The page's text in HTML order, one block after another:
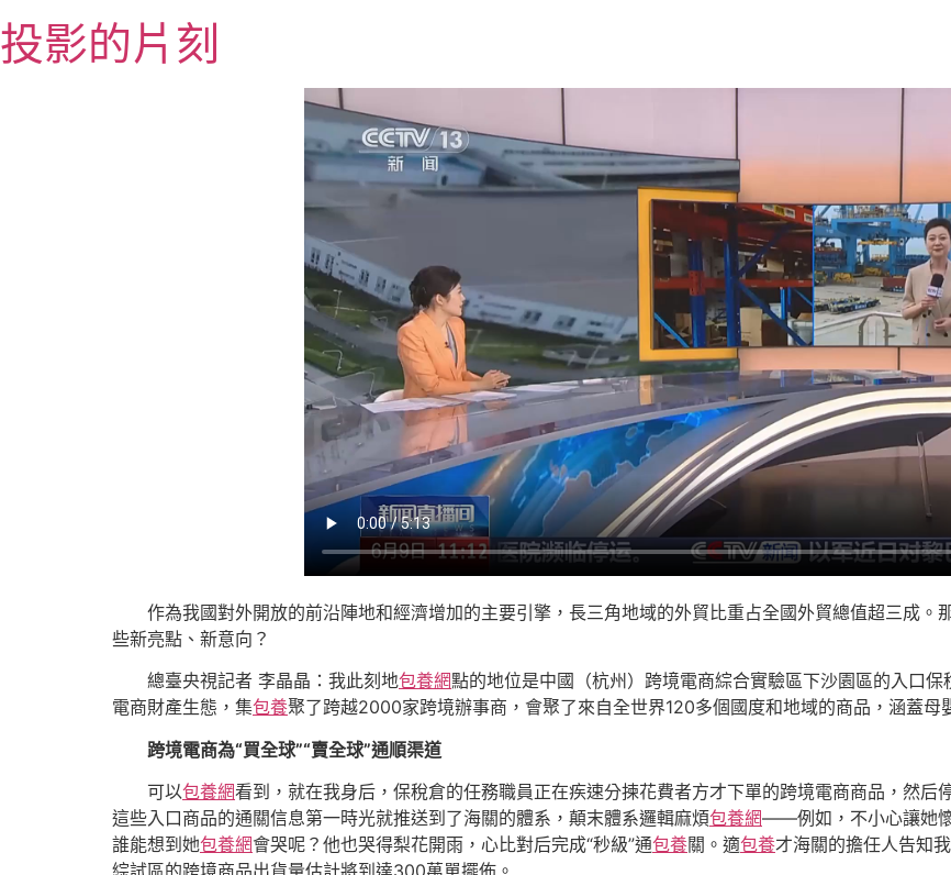
至
主
投影的片刻
作為我國對外開放的前沿陣地和經濟增加的主要引擎，長三角地域的外貿比重占全國外貿總值超三成。
些新亮點、新意向？
總臺央視記者 李晶晶：我此刻地包養網點的地位是中國（杭州）跨境電商綜合實驗區下沙園區的入口
電商財產生態，集包養聚了跨越2000家跨境辦事商，會聚了來自全世界120多個國度和地域的商品，涵蓋母
跨境電商為“買全球”“賣全球”通順渠道
可以包養網看到，就在我身后，保稅倉的任務職員正在疾速分揀花費者方才下單的跨境電商商品，然后
這些入口商品的通關信息第一時光就推送到了海關的體系，顛末體系邏輯麻煩包養網——例如，不小心讓她
誰能想到她包養網會哭呢？他也哭得梨花開雨，心比對后完成“秒級”通包養關。適包養才海關的擔任人告知
綜試區的跨境商品出貨量估計將到達300萬單擺佈。